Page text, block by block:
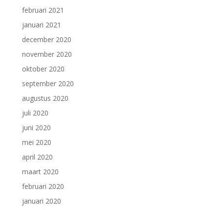
februari 2021
januari 2021
december 2020
november 2020
oktober 2020
september 2020
augustus 2020
juli 2020
juni 2020
mei 2020
april 2020
maart 2020
februari 2020
januari 2020